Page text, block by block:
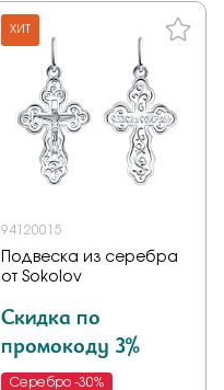
ХИТ
94120015
Подвеска из серебра
от Sokolov
Скидка по
промокоду 3%
Серебро -30%